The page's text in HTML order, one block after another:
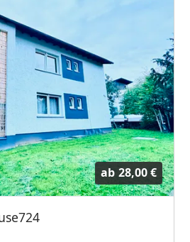
ab 28,00 €